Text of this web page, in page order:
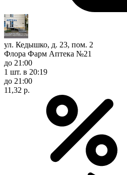
ул. Кедышко, д. 23, пом. 2
Флора Фарм Аптека №21
до 21:00
1 шт. в 20:19
до 21:00
11,32 р.